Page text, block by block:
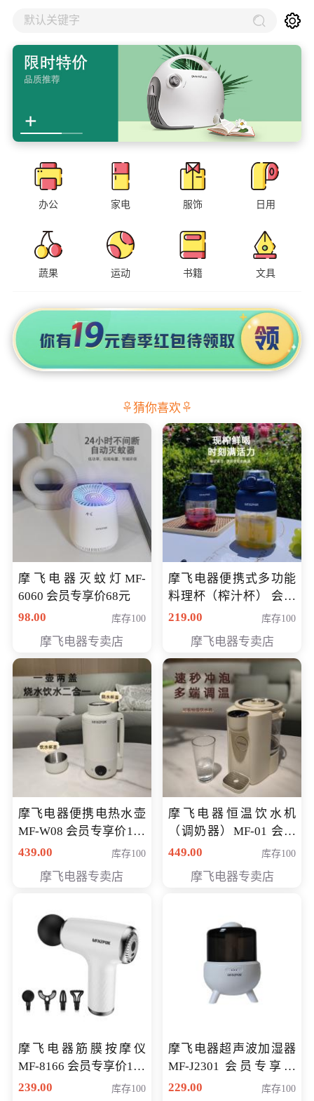
默认关键字
办公 家电 服饰 日用
蔬果 运动 书籍 文具
猜你喜欢
摩飞电器灭蚊灯MF-
6060 会员专享价68元
98.00
库存100
摩飞电器专卖店
摩飞电器便携式多功能
料理杯（榨汁杯） 会员
专享价118元
219.00 库存100
摩飞电器专卖店
摩飞电器便携电热水壶
MF-W08 会员专享价198
元
439.00 库存100
摩飞电器专卖店
摩飞电器恒温饮水机
（调奶器）MF-01 会员
专享价366元
449.00 库存100
摩飞电器专卖店
摩飞电器筋膜按摩仪
MF-8166 会员专享价168
元
239.00 库存100
摩飞电器超声波加湿器
MF-J2301 会员专享价
168元
229.00 库存100